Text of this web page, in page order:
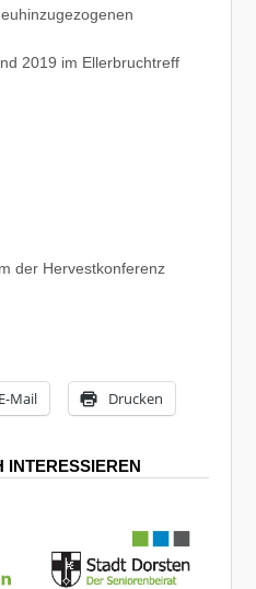
2019 im Ellerbruchtreff
der Hervestkonferenz
E-Mail Drucken
INTERESSIEREN